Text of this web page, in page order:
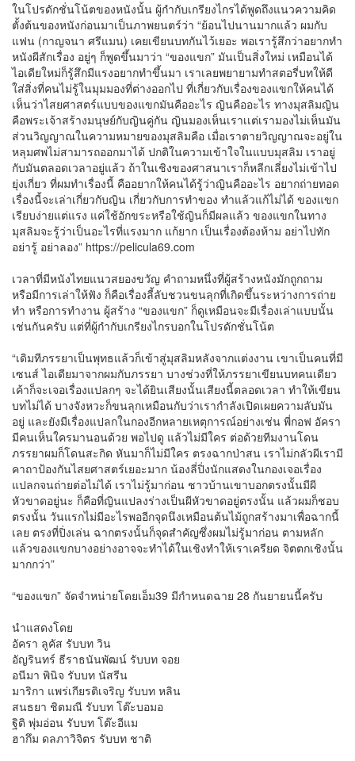
ในโปรดักชั่นโน้ตของหนังนั้น ผู้กำกับเกรียงไกรได้พูดถึงแนวความคิด
ตั้งต้นของหนังก่อนมาเป็นภาพยนตร์ว่า “ย้อนไปนานมากแล้ว ผมกับ
แฟน (กาญจนา ศรีแมน) เคยเขียนบทกันไว้เยอะ พอเรารู้สึกว่าอยากทำ
หนังผีสักเรื่อง อยู่ๆ ก็พูดขึ้นมาว่า “ของแขก” มันเป็นสิ่งใหม่ เหมือนได้
ไอเดียใหม่ก็รู้สึกมีแรงอยากทำขึ้นมา เราเลยพยายามทำสตอรี่บทให้ดี
ใส่สิ่งที่คนไม่รู้ในมุมมองที่ต่างออกไป ที่เกี่ยวกับเรื่องของแขกให้คนได้
เห็นว่าไสยศาสตร์แบบของแขกมันคืออะไร ญินคืออะไร ทางมุสลิมญิน
คือพระเจ้าสร้างมนุษย์กับญินคู่กัน ญินมองเห็นเราเเต่เรามองไม่เห็นมัน
ส่วนวิญญาณในความหมายของมุสลิมคือ เมื่อเราตายวิญญาณจะอยู่ใน
หลุมศพไม่สามารถออกมาได้ ปกติในความเข้าใจในแบบมุสลิม เราอยู่
กับมันตลอดเวลาอยู่แล้ว ถ้าในเชิงของศาสนาเราก็หลีกเลี่ยงไม่เข้าไป
ยุ่งเกี่ยว ที่ผมทำเรื่องนี้ คืออยากให้คนได้รู้ว่าญินคืออะไร อยากถ่ายทอด
เรื่องนี้จะเล่าเกี่ยวกับญิน เกี่ยวกับการทำของ ทำแล้วแก้ไม่ได้ ของแขก
เรียบง่ายแต่แรง แค่ใช้อักขระหรือใช้ญินก็มีผลแล้ว ของแขกในทาง
มุสลิมจะรู้ว่าเป็นอะไรที่แรงมาก แก้ยาก เป็นเรื่องต้องห้าม อย่าไปทัก
อย่ารู้ อย่าลอง” https://pelicula69.com
เวลาที่มีหนังไทยแนวสยองขวัญ คำถามหนึ่งที่ผู้สร้างหนังมักถูกถาม
หรือมีการเล่าให้ฟัง ก็คือเรื่องลี้ลับชวนขนลุกที่เกิดขึ้นระหว่างการถ่าย
ทำ หรือการทำงาน ผู้สร้าง “ของแขก” ก็ดูเหมือนจะมีเรื่องเล่าแบบนั้น
เช่นกันครับ แต่ที่ผู้กำกับเกรียงไกรบอกในโปรดักชั่นโน้ต
“เดิมทีภรรยาเป็นพุทธแล้วก็เข้าสู่มุสลิมหลังจากแต่งงาน เขาเป็นคนที่มี
เซนส์ ไอเดียมาจากผมกับภรรยา บางช่วงที่ให้ภรรยาเขียนบทคนเดียว
เค้าก็จะเจอเรื่องแปลกๆ จะได้ยินเสียงนั้นเสียงนี้ตลอดเวลา ทำให้เขียน
บทไม่ได้ บางจังหวะก็ขนลุกเหมือนกับว่าเรากำลังเปิดเผยความลับมัน
อยู่ และยังมีเรื่องแปลกในกองอีกหลายเหตุการณ์อย่างเช่น พี่กอฟ อัครา
มีคนเห็นใครมานอนด้วย พอไปดู แล้วไม่มีใคร ต่อด้วยทีมงานโดน
ภรรยาผมก็โดนสะกิด หันมาก็ไม่มีใคร ตรงฉากป่าสน เราไม่กลัวผีเรามี
คาถาป้องกันไสยศาสตร์เยอะมาก น้องลี่ปิ่งนักแสดงในกองเจอเรื่อง
แปลกจนถ่ายต่อไม่ได้ เราไม่รู้มาก่อน ชาวบ้านเขาบอกตรงนั้นมีผี
หัวขาดอยู่นะ ก็คือที่ญินแปลงร่างเป็นผีหัวขาดอยู่ตรงนั้น แล้วผมก็ชอบ
ตรงนั้น วันแรกไม่มีอะไรพออีกจุดนึงเหมือนต้นไม้ถูกสร้างมาเพื่อฉากนี้
เลย ตรงที่ปิ่งเล่น ฉากตรงนั้นก็จุดสำคัญซึ่งผมไม่รู้มาก่อน ตามหลัก
แล้วของแขกบางอย่างอาจจะทำได้ในเชิงทำให้เราเครียด จิตตกเชิงนั้น
มากกว่า”
“ของแขก” จัดจำหน่ายโดยเอ็ม39 มีกำหนดฉาย 28 กันยายนนี้ครับ
นำแสดงโดย
อัครา ลูคัส รับบท วิน
อัญรินทร์ ธีราธนันพัฒน์ รับบท จอย
อนีมา พินิจ รับบท นัสรีน
มาริกา แพร่เกียรติเจริญ รับบท หลิน
สนธยา ชิตมณี รับบท โต๊ะบอมอ
ฐิติ พุ่มอ่อน รับบท โต๊ะอีแม
ฮากึม ดลภาวิจิตร รับบท ชาติ